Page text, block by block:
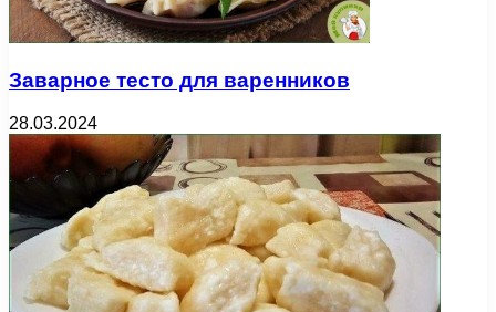
Заварное тесто для варенников
28.03.2024